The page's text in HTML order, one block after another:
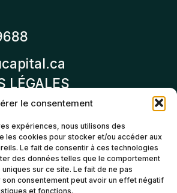
le consentement
expériences, nous utilisons des
les cookies pour stocker et/ou accéder aux
Le fait de consentir à ces technologies
des données telles que le comportement
sur ce site. Le fait de ne pas
consentement peut avoir un effet négatif
et fonctions.
LÉGALES
et